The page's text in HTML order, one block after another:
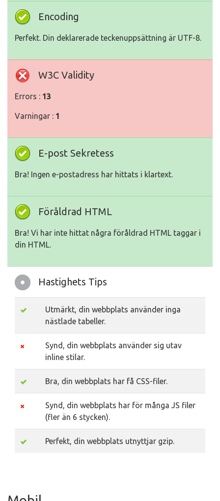
Encoding
Perfekt. Din deklarerade teckenuppsättning är UTF-8.
W3C Validity
Errors : 13
Varningar : 1
E-post Sekretess
Bra! Ingen e-postadress har hittats i klartext.
Föråldrad HTML
Bra! Vi har inte hittat några föråldrad HTML taggar i
din HTML.
Hastighets Tips
Utmärkt, din webbplats använder inga
nästlade tabeller.
Synd, din webbplats använder sig utav
inline stilar.
Bra, din webbplats har få CSS-filer.
Synd, din webbplats har för många JS filer
(fler än 6 stycken).
Perfekt, din webbplats utnyttjar gzip.